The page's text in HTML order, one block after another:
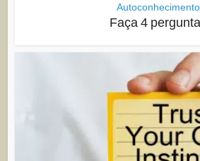
Autoconhecimento
Faça 4